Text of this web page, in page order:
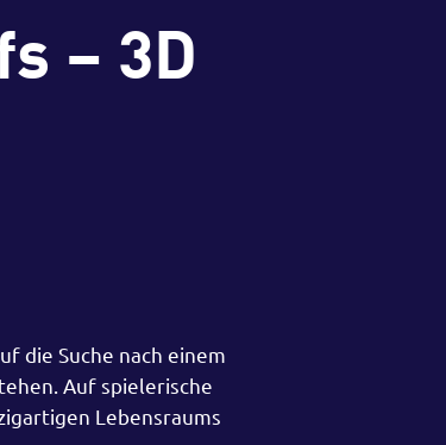
– 3D
die Suche nach einem
Auf spielerische
Lebensraums